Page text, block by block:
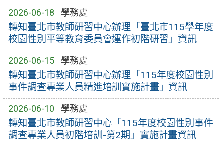
2026-06-18 學務處
轉知臺北市教師研習中心辦理「臺北市115學年度
校園性別平等教育委員會運作初階研習」資訊
2026-06-15 學務處
轉知臺北市教師研習中心辦理「115年度校園性別
事件調查專業人員精進培訓實施計畫」資訊
2026-06-10 學務處
轉知臺北市教師研習中心「115年度校園性別事件
調查專業人員初階培訓-第2期」實施計畫資訊